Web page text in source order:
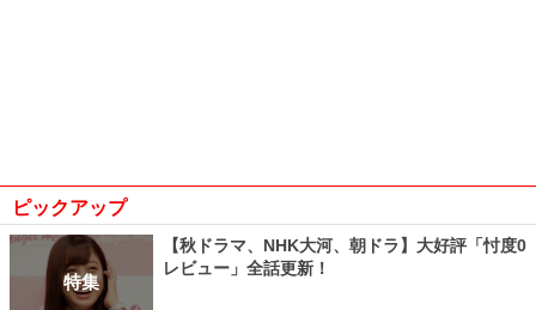
ピックアップ
特集
【秋ドラマ、NHK大河、朝ドラ】大好評「忖度0
レビュー」全話更新！